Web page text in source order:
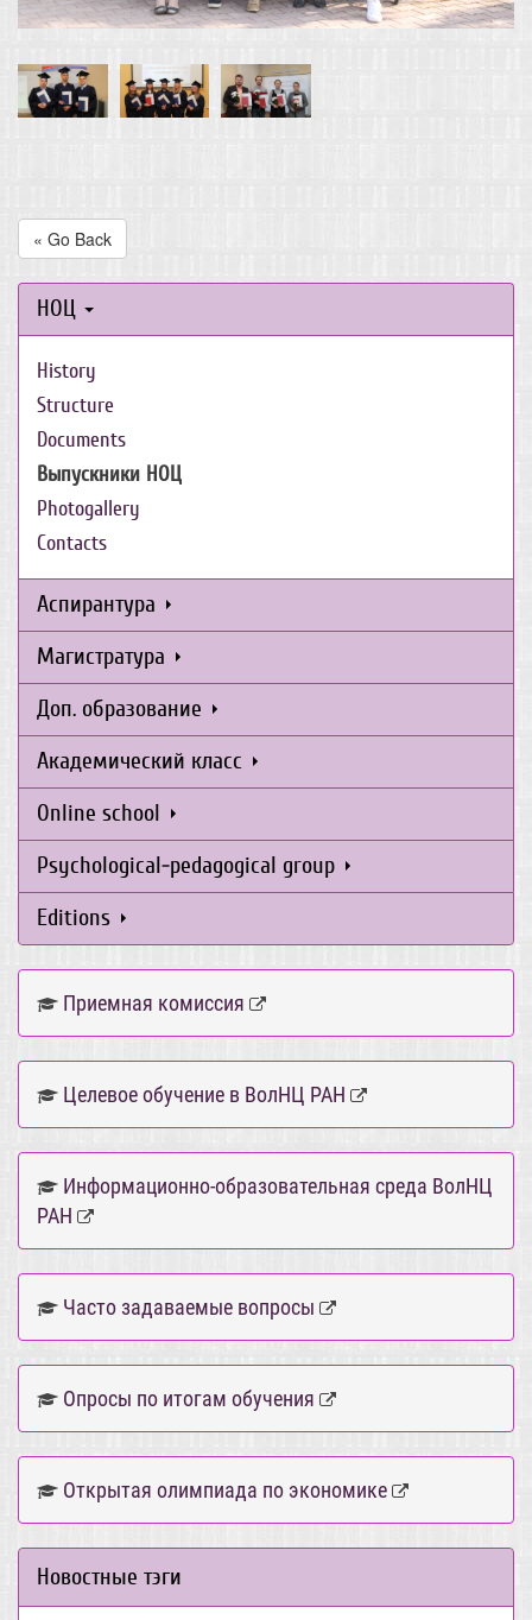
« Go Back
НОЦ
History
Structure
Documents
Выпускники НОЦ
Photogallery
Contacts
Аспирантура
Магистратура
Доп. образование
Академический класс
Online school
Psychological-pedagogical group
Editions
Приемная комиссия
Целевое обучение в ВолНЦ РАН
Информационно-образовательная среда ВолНЦ
РАН
Часто задаваемые вопросы
Опросы по итогам обучения
Открытая олимпиада по экономике
Новостные тэги